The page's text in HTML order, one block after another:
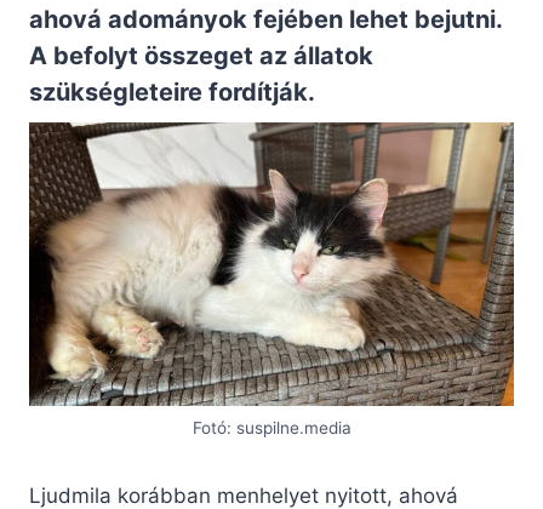
ahová adományok fejében lehet bejutni.
A befolyt összeget az állatok
szükségleteire fordítják.
Fotó: suspilne.media
Ljudmila korábban menhelyet nyitott, ahová